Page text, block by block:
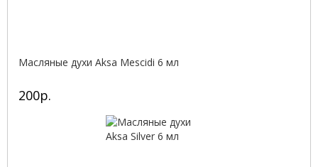
Масляные духи Aksa Mescidi 6 мл
200р.